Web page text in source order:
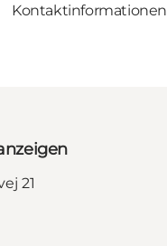
Kontaktinformationen
21